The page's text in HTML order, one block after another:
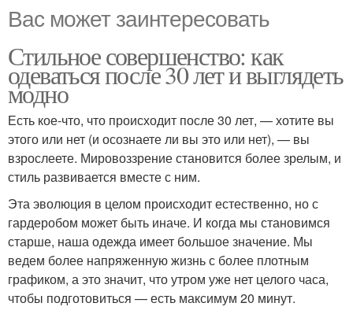
Вас может заинтересовать
Стильное совершенство: как
одеваться после 30 лет и выглядеть
модно
Есть кое-что, что происходит после 30 лет, — хотите вы
этого или нет (и осознаете ли вы это или нет), — вы
взрослеете. Мировоззрение становится более зрелым, и
стиль развивается вместе с ним.
Эта эволюция в целом происходит естественно, но с
гардеробом может быть иначе. И когда мы становимся
старше, наша одежда имеет большое значение. Мы
ведем более напряженную жизнь с более плотным
графиком, а это значит, что утром уже нет целого часа,
чтобы подготовиться — есть максимум 20 минут.